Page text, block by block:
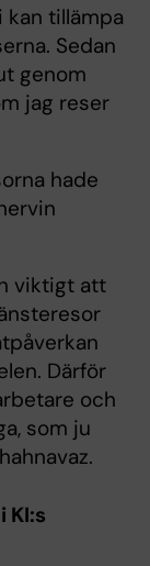
tillämpa
Sedan
genom
jag reser
hade
viktigt att
Därför
och
som ju
KI:s